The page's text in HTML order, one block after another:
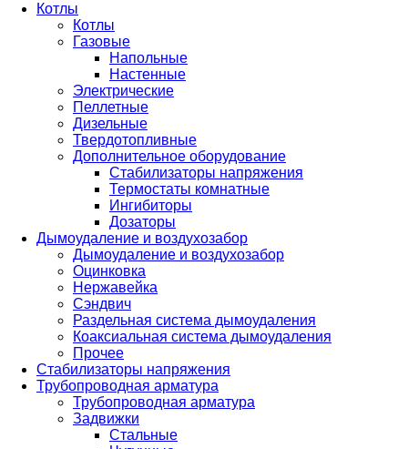
Котлы
Котлы
Газовые
Напольные
Настенные
Электрические
Пеллетные
Дизельные
Твердотопливные
Дополнительное оборудование
Стабилизаторы напряжения
Термостаты комнатные
Ингибиторы
Дозаторы
Дымоудаление и воздухозабор
Дымоудаление и воздухозабор
Оцинковка
Нержавейка
Сэндвич
Раздельная система дымоудаления
Коаксиальная система дымоудаления
Прочее
Стабилизаторы напряжения
Трубопроводная арматура
Трубопроводная арматура
Задвижки
Стальные